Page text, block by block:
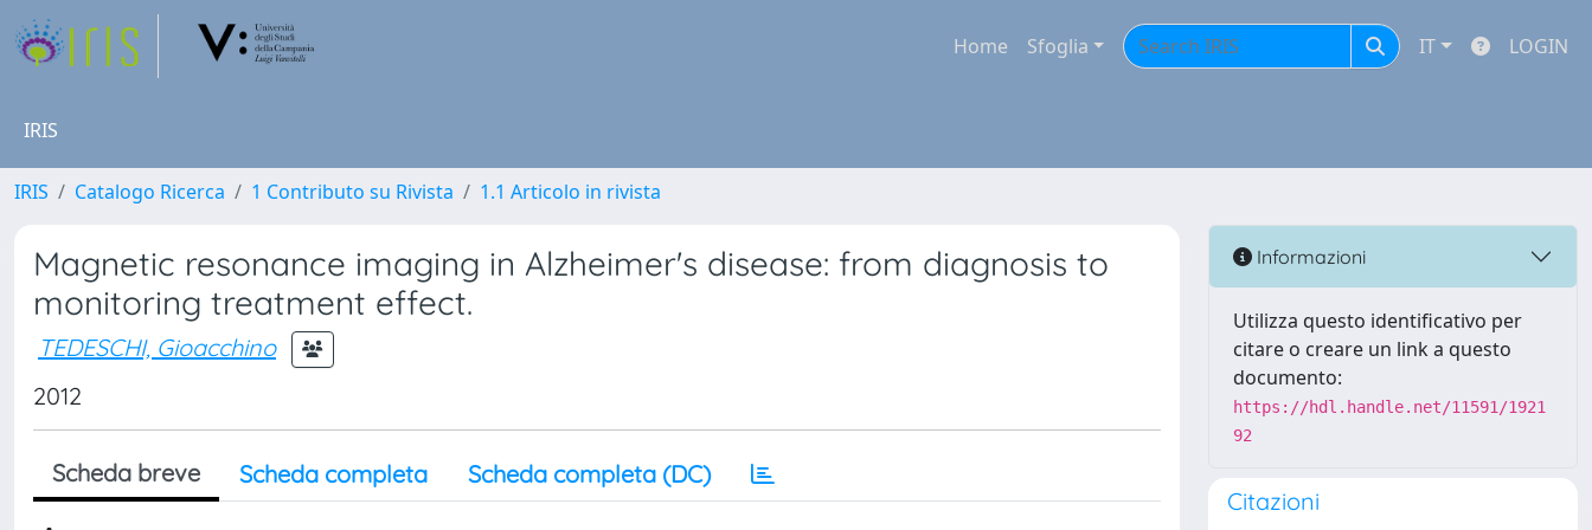
Home Sfoglia IT LOGIN
IRIS
IRIS Catalogo Ricerca 1 Contributo su Rivista 1.1 Articolo in rivista
Magnetic resonance imaging in Alzheimer's disease: from diagnosis to
monitoring treatment effect.
TEDESCHI, Gioacchino
2012
Scheda breve Scheda completa Scheda completa (DC)
Informazioni
Utilizza questo identificativo per
citare o creare un link a questo
documento:
https://hdl.handle.net/11591/1921
92
Citazioni